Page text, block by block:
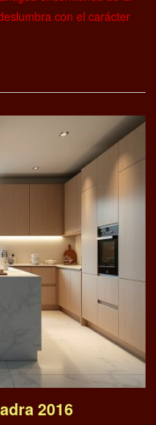
con el carácter
2016